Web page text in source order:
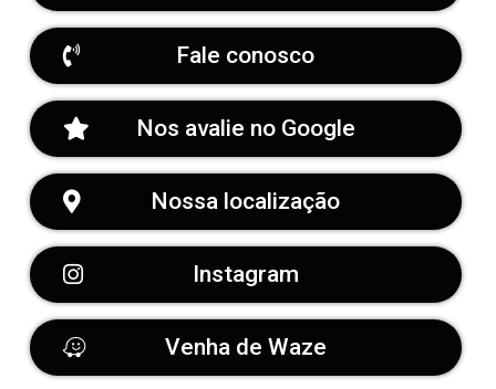
Fale conosco
Nos avalie no Google
Nossa localização
Instagram
Venha de Waze